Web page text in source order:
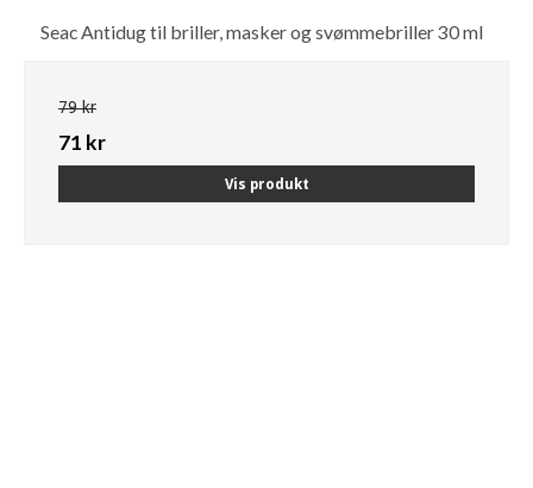
Seac Antidug til briller, masker og svømmebriller 30 ml
79 kr
71 kr
Vis produkt